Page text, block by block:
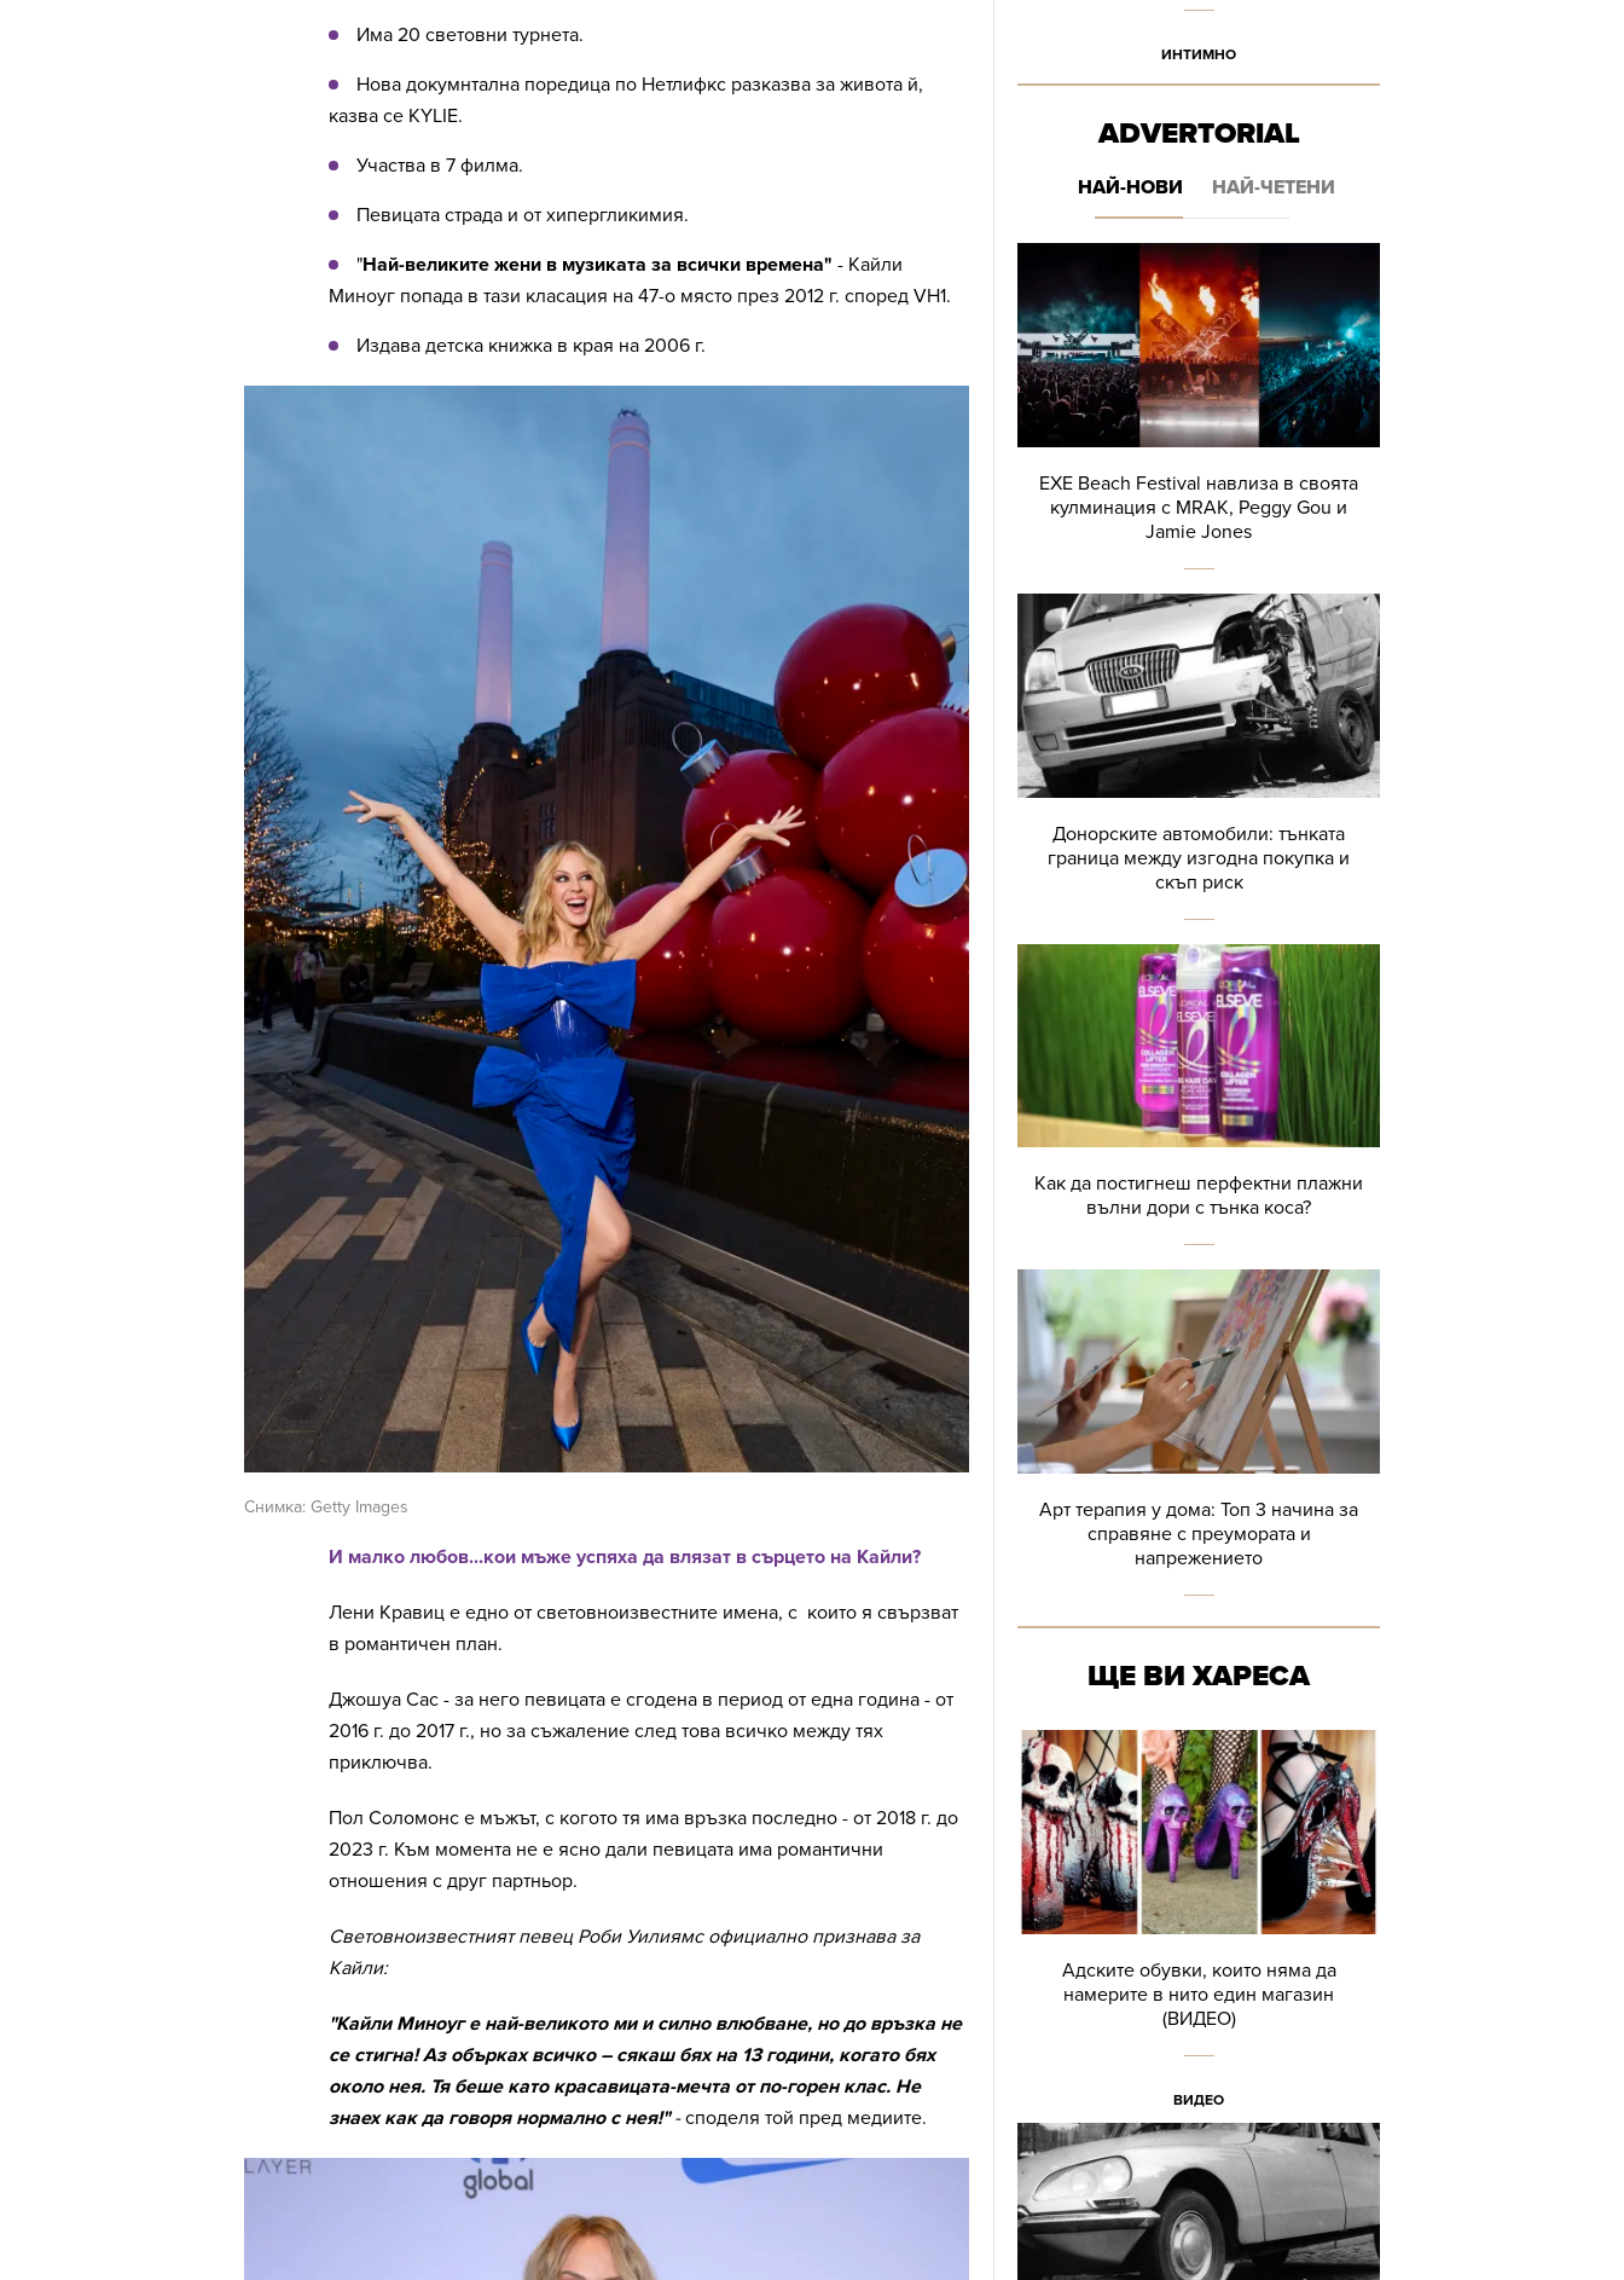
Има 20 световни турнета.
Нова докумнтална поредица по Нетлифкс разказва за живота й,
казва се KYLIE.
Участва в 7 филма.
Певицата страда и от хипергликимия.
"Най-великите жени в музиката за всички времена" - Кайли
Миноуг попада в тази класация на 47-о място през 2012 г. според VH1.
Издава детска книжка в края на 2006 г.
Снимка: Getty Images
И малко любов...кои мъже успяха да влязат в сърцето на Кайли?
Лени Кравиц е едно от световноизвестните имена, с които я свързват
в романтичен план.
Джошуа Сас - за него певицата е сгодена в период от една година - от
2016 г. до 2017 г., но за съжаление след това всичко между тях
приключва.
Пол Соломонс е мъжът, с когото тя има връзка последно - от 2018 г. до
2023 г. Към момента не е ясно дали певицата има романтични
отношения с друг партньор.
Световноизвестният певец Роби Уилиямс официално признава за
Кайли:
"Кайли Миноуг е най-великото ми и силно влюбване, но до връзка не
се стигна! Аз обърках всичко – сякаш бях на 13 години, когато бях
около нея. Тя беше като красавицата-мечта от по-горен клас. Не
знаех как да говоря нормално с нея!"-споделя той пред медиите.
ИНТИМНО
ADVERTORIAL
НАЙ-НОВИ НАЙ-ЧЕТЕНИ
EXE Beach Festival навлиза в своята
кулминация с MRAK, Peggy Gou и
Jamie Jones
Донорските автомобили: тънката
граница между изгодна покупка и
скъп риск
Как да постигнеш перфектни плажни
вълни дори с тънка коса?
Арт терапия у дома: Топ 3 начина за
справяне с преумората и
напрежението
ЩЕ ВИ ХАРЕСА
Адските обувки, които няма да
намерите в нито един магазин
(ВИДЕО)
ВИДЕО